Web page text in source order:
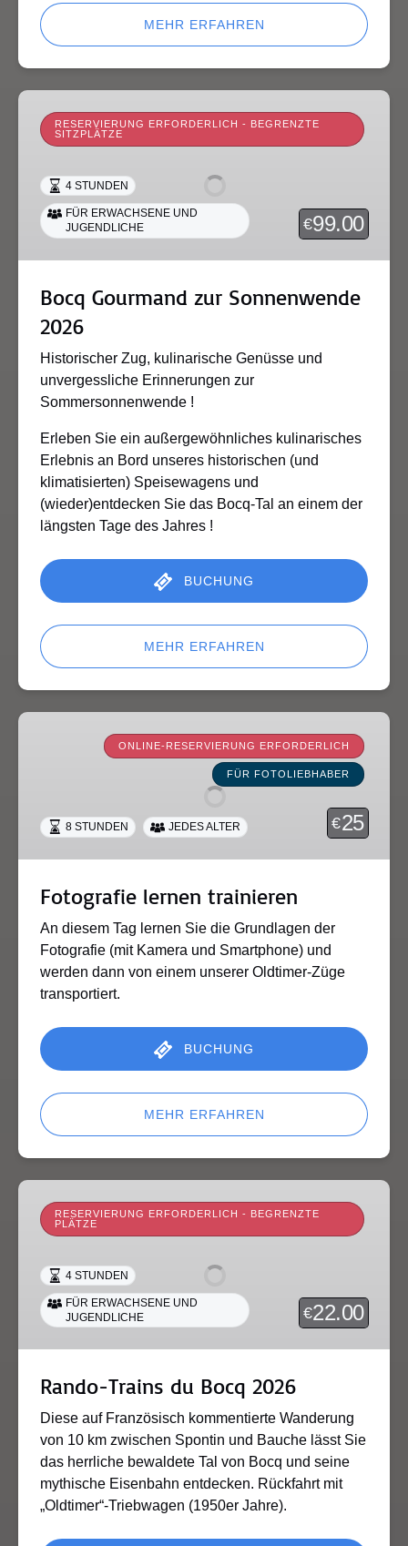
MEHR ERFAHREN
Bocq
Gourmand
2026
RESERVIERUNG ERFORDERLICH - BEGRENZTE
SITZPLÄTZE
€99.00
4 STUNDEN
FÜR ERWACHSENE UND
JUGENDLICHE
Bocq Gourmand zur Sonnenwende
2026
Historischer Zug, kulinarische Genüsse und
unvergessliche Erinnerungen zur
Sommersonnenwende !
Erleben Sie ein außergewöhnliches kulinarisches
Erlebnis an Bord unseres historischen (und
klimatisierten) Speisewagens und
(wieder)entdecken Sie das Bocq-Tal an einem der
längsten Tage des Jahres !
BUCHUNG
MEHR ERFAHREN
Fotografie
ONLINE-RESERVIERUNG ERFORDERLICH
FÜR FOTOLIEBHABER
€25
8 STUNDEN JEDES ALTER
Fotografie lernen trainieren
An diesem Tag lernen Sie die Grundlagen der
Fotografie (mit Kamera und Smartphone) und
werden dann von einem unserer Oldtimer-Züge
transportiert.
BUCHUNG
MEHR ERFAHREN
Rando-
Trains
2026
RESERVIERUNG ERFORDERLICH - BEGRENZTE
PLÄTZE
€22.00
4 STUNDEN
FÜR ERWACHSENE UND
JUGENDLICHE
Rando-Trains du Bocq 2026
Diese auf Französisch kommentierte Wanderung
von 10 km zwischen Spontin und Bauche lässt Sie
das herrliche bewaldete Tal von Bocq und seine
mythische Eisenbahn entdecken. Rückfahrt mit
„Oldtimer“-Triebwagen (1950er Jahre).